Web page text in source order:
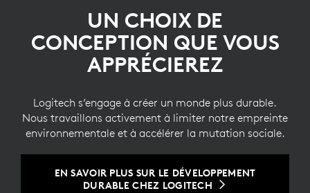
UN CHOIX DE
CONCEPTION QUE VOUS
APPRÉCIEREZ
Logitech s’engage à créer un monde plus durable.
Nous travaillons activement à limiter notre empreinte
environnementale et à accélérer la mutation sociale.
EN SAVOIR PLUS SUR LE DÉVELOPPEMENT
DURABLE CHEZ LOGITECH